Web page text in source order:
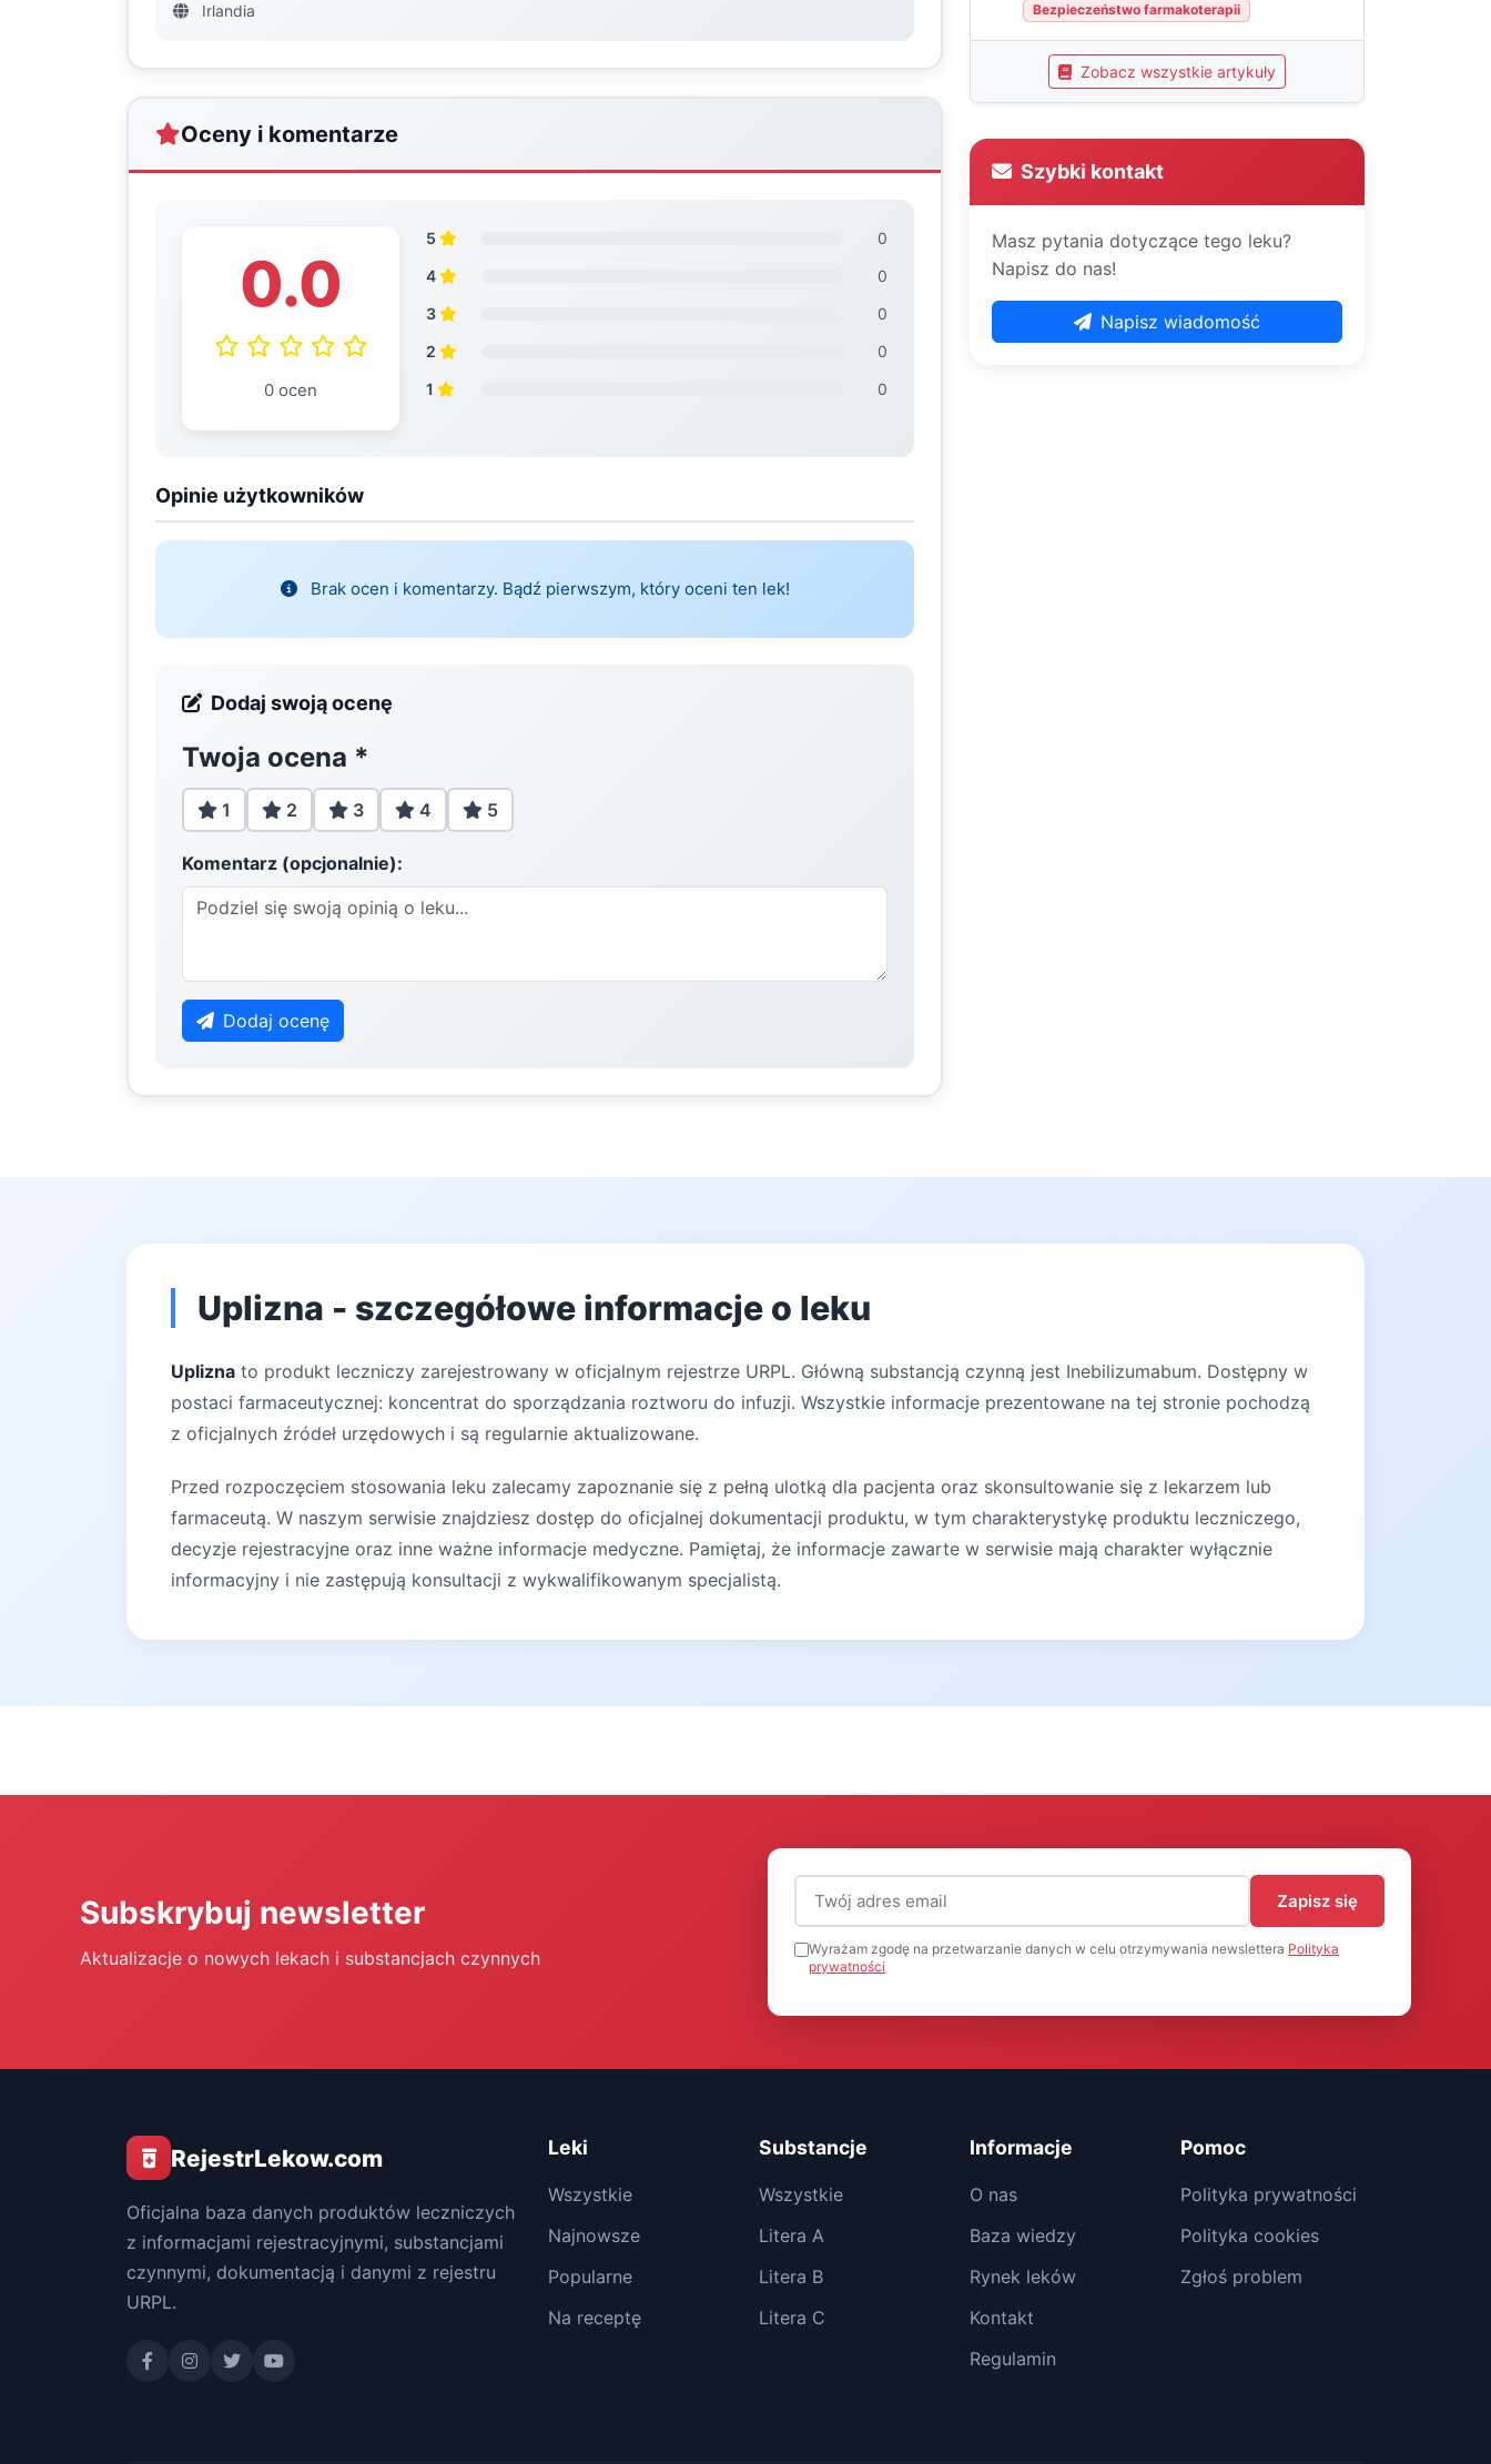
Irlandia
Oceny i komentarze
0.0
0 ocen
5
0
4
0
3
0
2
0
1
0
Opinie użytkowników
Brak ocen i komentarzy. Bądź pierwszym, który oceni ten lek!
Dodaj swoją ocenę
Twoja ocena *
1 2 3 4 5
Komentarz (opcjonalnie):
Dodaj ocenę
Bezpieczeństwo farmakoterapii
Zobacz wszystkie artykuły
Szybki kontakt
Masz pytania dotyczące tego leku?
Napisz do nas!
Napisz wiadomość
Uplizna - szczegółowe informacje o leku
Uplizna to produkt leczniczy zarejestrowany w oficjalnym rejestrze URPL. Główną substancją czynną jest Inebilizumabum. Dostępny w
postaci farmaceutycznej: koncentrat do sporządzania roztworu do infuzji. Wszystkie informacje prezentowane na tej stronie pochodzą
z oficjalnych źródeł urzędowych i są regularnie aktualizowane.
Przed rozpoczęciem stosowania leku zalecamy zapoznanie się z pełną ulotką dla pacjenta oraz skonsultowanie się z lekarzem lub
farmaceutą. W naszym serwisie znajdziesz dostęp do oficjalnej dokumentacji produktu, w tym charakterystykę produktu leczniczego,
decyzje rejestracyjne oraz inne ważne informacje medyczne. Pamiętaj, że informacje zawarte w serwisie mają charakter wyłącznie
informacyjny i nie zastępują konsultacji z wykwalifikowanym specjalistą.
Subskrybuj newsletter
Aktualizacje o nowych lekach i substancjach czynnych
Adres email (wymagany)
Zapisz się
Wyrażam zgodę na przetwarzanie danych w celu otrzymywania newslettera Polityka
prywatności
RejestrLekow.com
Oficjalna baza danych produktów leczniczych
z informacjami rejestracyjnymi, substancjami
czynnymi, dokumentacją i danymi z rejestru
URPL.
Leki
Wszystkie
Najnowsze
Popularne
Na receptę
Substancje
Wszystkie
Litera A
Litera B
Litera C
Informacje
O nas
Baza wiedzy
Rynek leków
Kontakt
Regulamin
Pomoc
Polityka prywatności
Polityka cookies
Zgłoś problem